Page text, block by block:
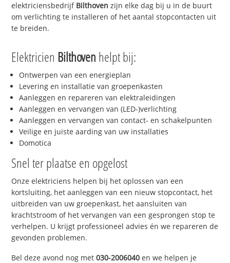
elektriciensbedrijf Bilthoven zijn elke dag bij u in de buurt
om verlichting te installeren of het aantal stopcontacten uit
te breiden.
Elektricien Bilthoven helpt bij:
Ontwerpen van een energieplan
Levering en installatie van groepenkasten
Aanleggen en repareren van elektraleidingen
Aanleggen en vervangen van (LED-)verlichting
Aanleggen en vervangen van contact- en schakelpunten
Veilige en juiste aarding van uw installaties
Domotica
Snel ter plaatse en opgelost
Onze elektriciens helpen bij het oplossen van een
kortsluiting, het aanleggen van een nieuw stopcontact, het
uitbreiden van uw groepenkast, het aansluiten van
krachtstroom of het vervangen van een gesprongen stop te
verhelpen. U krijgt professioneel advies én we repareren de
gevonden problemen.
Bel deze avond nog met030-2006040 en we helpen je